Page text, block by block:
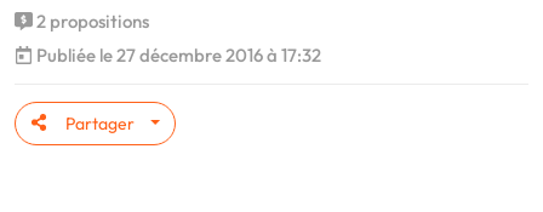
2 propositions
Publiée le 27 décembre 2016 à 17:32
Partager